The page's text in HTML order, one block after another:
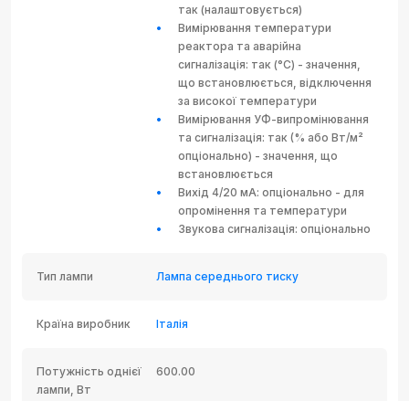
так (налаштовується)
Вимірювання температури
реактора та аварійна
сигналізація: так (°C) - значення,
що встановлюється, відключення
за високої температури
Вимірювання УФ-випромінювання
та сигналізація: так (% або Вт/м²
опціонально) - значення, що
встановлюється
Вихід 4/20 мА: опціонально - для
опромінення та температури
Звукова сигналізація: опціонально
Тип лампи Лампа середнього тиску
Країна виробник Італія
Потужність однієї
лампи, Вт
600.00